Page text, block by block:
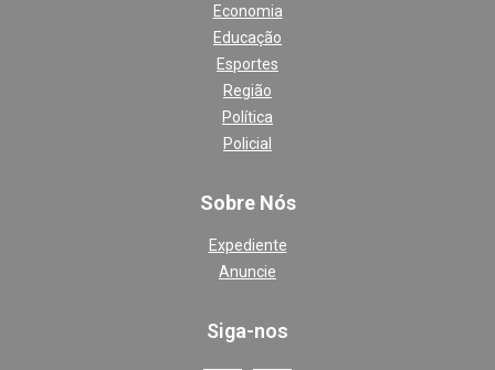
Economia
Educação
Esportes
Região
Política
Policial
Sobre Nós
Expediente
Anuncie
Siga-nos